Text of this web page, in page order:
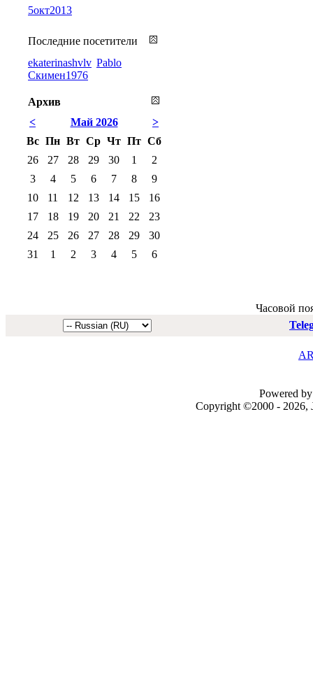
5окт2013
Последние посетители
ekaterinashvlv Pablo
Скимен1976
Архив
<
>
Май 2026
Вс Пн Вт Ср Чт Пт Сб
26
27 28 29 30 1
2
3
4 5 6 7 8
9
10
11 12 13 14 15
16
17
18 19 20 21 22
23
24
25 26 27 28 29
30
31
1 2 3 4 5 6
Часовой
Powered
Copyright ©2000 - 2026,